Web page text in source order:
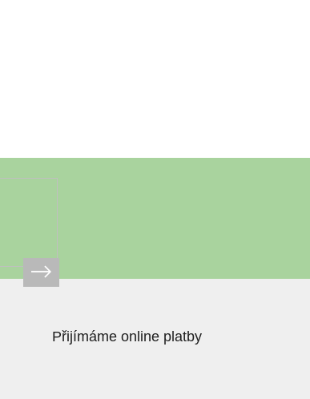
Přijímáme online platby